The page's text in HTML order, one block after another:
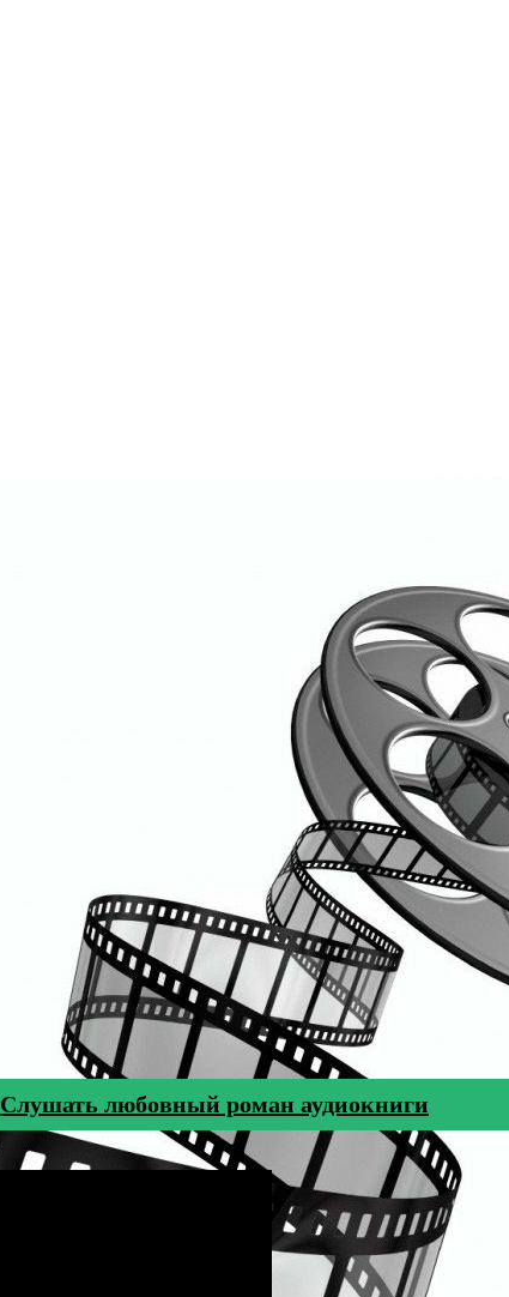
Cлушать любовный роман аудиокниги